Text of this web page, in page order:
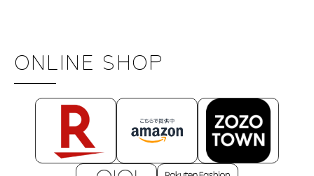
ONLINE SHOP